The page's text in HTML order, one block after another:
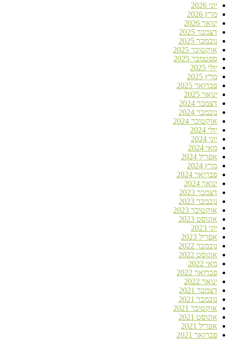
יוני 2026
מרץ 2026
ינואר 2026
דצמבר 2025
נובמבר 2025
אוקטובר 2025
ספטמבר 2025
יולי 2025
מרץ 2025
פברואר 2025
ינואר 2025
דצמבר 2024
נובמבר 2024
אוקטובר 2024
יולי 2024
יוני 2024
מאי 2024
אפריל 2024
מרץ 2024
פברואר 2024
ינואר 2024
דצמבר 2023
נובמבר 2023
אוקטובר 2023
אוגוסט 2023
יוני 2023
אפריל 2023
נובמבר 2022
אוגוסט 2022
מאי 2022
פברואר 2022
ינואר 2022
דצמבר 2021
נובמבר 2021
אוקטובר 2021
אוגוסט 2021
אפריל 2021
פברואר 2021